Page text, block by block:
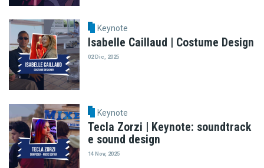
Keynote
Isabelle Caillaud | Costume Design
02 Dic, 2025
Keynote
Tecla Zorzi | Keynote: soundtrack
e sound design
14 Nov, 2025